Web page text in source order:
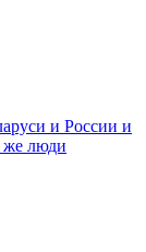
и России и
же люди